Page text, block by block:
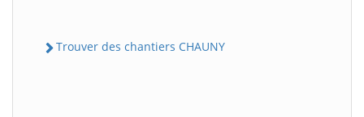
Trouver des chantiers CHAUNY